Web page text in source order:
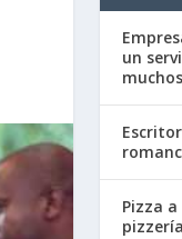
un
Pizza